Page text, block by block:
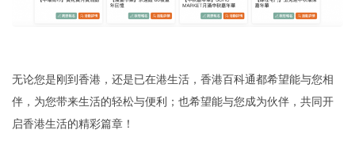
无论您是刚到香港，还是已在港生活，香港百科通都希望能与您相
伴，为您带来生活的轻松与便利；也希望能与您成为伙伴，共同开
启香港生活的精彩篇章！